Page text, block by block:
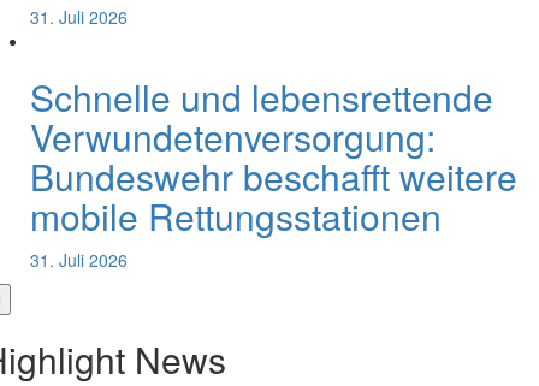
31. Juli 2026
Schnelle und lebensrettende
Verwundetenversorgung:
Bundeswehr beschafft weitere
mobile Rettungsstationen
31. Juli 2026
News